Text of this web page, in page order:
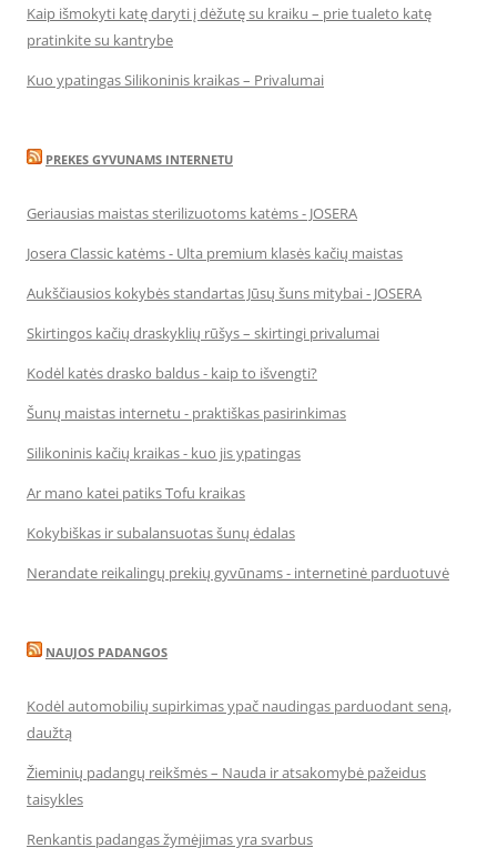
Kaip išmokyti katę daryti į dėžutę su kraiku – prie tualeto katę
pratinkite su kantrybe
Kuo ypatingas Silikoninis kraikas – Privalumai
PREKES GYVUNAMS INTERNETU
Geriausias maistas sterilizuotoms katėms - JOSERA
Josera Classic katėms - Ulta premium klasės kačių maistas
Aukščiausios kokybės standartas Jūsų šuns mitybai - JOSERA
Skirtingos kačių draskyklių rūšys – skirtingi privalumai
Kodėl katės drasko baldus - kaip to išvengti?
Šunų maistas internetu - praktiškas pasirinkimas
Silikoninis kačių kraikas - kuo jis ypatingas
Ar mano katei patiks Tofu kraikas
Kokybiškas ir subalansuotas šunų ėdalas
Nerandate reikalingų prekių gyvūnams - internetinė parduotuvė
NAUJOS PADANGOS
Kodėl automobilių supirkimas ypač naudingas parduodant seną,
daužtą
Žieminių padangų reikšmės – Nauda ir atsakomybė pažeidus
taisykles
Renkantis padangas žymėjimas yra svarbus